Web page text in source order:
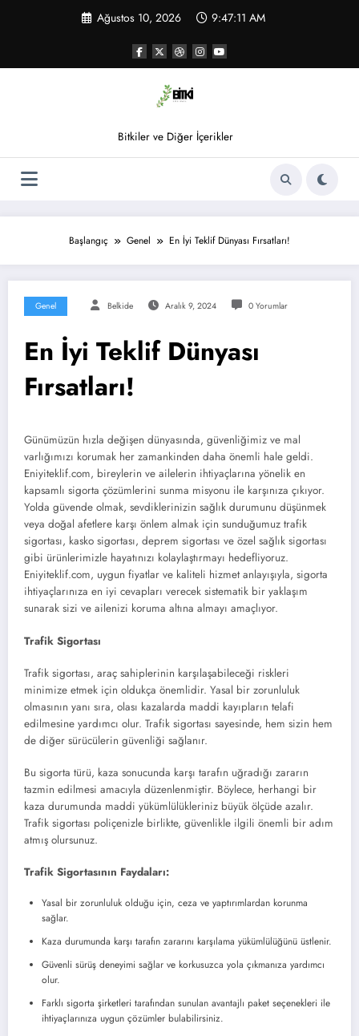
Ağustos 10, 2026 9:47:11 AM
Bitkiler ve Diğer İçerikler
Başlangıç Genel En İyi Teklif Dünyası Fırsatları!
Genel Belkide Aralık 9, 2024 0 Yorumlar
En İyi Teklif Dünyası
Fırsatları!
Günümüzün hızla değişen dünyasında, güvenliğimiz ve mal
varlığımızı korumak her zamankinden daha önemli hale geldi.
Eniyiteklif.com, bireylerin ve ailelerin ihtiyaçlarına yönelik en
kapsamlı sigorta çözümlerini sunma misyonu ile karşınıza çıkıyor.
Yolda güvende olmak, sevdiklerinizin sağlık durumunu düşünmek
veya doğal afetlere karşı önlem almak için sunduğumuz trafik
sigortası, kasko sigortası, deprem sigortası ve özel sağlık sigortası
gibi ürünlerimizle hayatınızı kolaylaştırmayı hedefliyoruz.
Eniyiteklif.com, uygun fiyatlar ve kaliteli hizmet anlayışıyla, sigorta
ihtiyaçlarınıza en iyi cevapları verecek sistematik bir yaklaşım
sunarak sizi ve ailenizi koruma altına almayı amaçlıyor.
Trafik Sigortası
Trafik sigortası, araç sahiplerinin karşılaşabileceği riskleri
minimize etmek için oldukça önemlidir. Yasal bir zorunluluk
olmasının yanı sıra, olası kazalarda maddi kayıpların telafi
edilmesine yardımcı olur. Trafik sigortası sayesinde, hem sizin hem
de diğer sürücülerin güvenliği sağlanır.
Bu sigorta türü, kaza sonucunda karşı tarafın uğradığı zararın
tazmin edilmesi amacıyla düzenlenmiştir. Böylece, herhangi bir
kaza durumunda maddi yükümlülükleriniz büyük ölçüde azalır.
Trafik sigortası poliçenizle birlikte, güvenlikle ilgili önemli bir adım
atmış olursunuz.
Trafik Sigortasının Faydaları:
Yasal bir zorunluluk olduğu için, ceza ve yaptırımlardan korunma
sağlar.
Kaza durumunda karşı tarafın zararını karşılama yükümlülüğünü üstlenir.
Güvenli sürüş deneyimi sağlar ve korkusuzca yola çıkmanıza yardımcı
olur.
Farklı sigorta şirketleri tarafından sunulan avantajlı paket seçenekleri ile
ihtiyaçlarınıza uygun çözümler bulabilirsiniz.